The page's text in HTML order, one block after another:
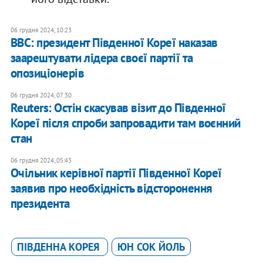
06 грудня 2024, 10:23
BBC: президент Південної Кореї наказав
заарештувати лідера своєї партії та
опозиціонерів
06 грудня 2024, 07:30
Reuters: Остін скасував візит до Південної
Кореї після спроби запровадити там воєнний
стан
06 грудня 2024, 05:43
Очільник керівної партії Південної Кореї
заявив про необхідність відсторонення
президента
ПІВДЕННА КОРЕЯ ЮН СОК ЙОЛЬ